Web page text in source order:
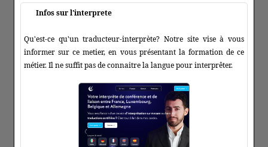
Infos sur l'interprete
Qu'est-ce qu'un traducteur-interprète? Notre site vise à vous
informer sur ce metier, en vous présentant la formation de ce
métier. Il ne suffit pas de connaitre la langue pour interprêter.